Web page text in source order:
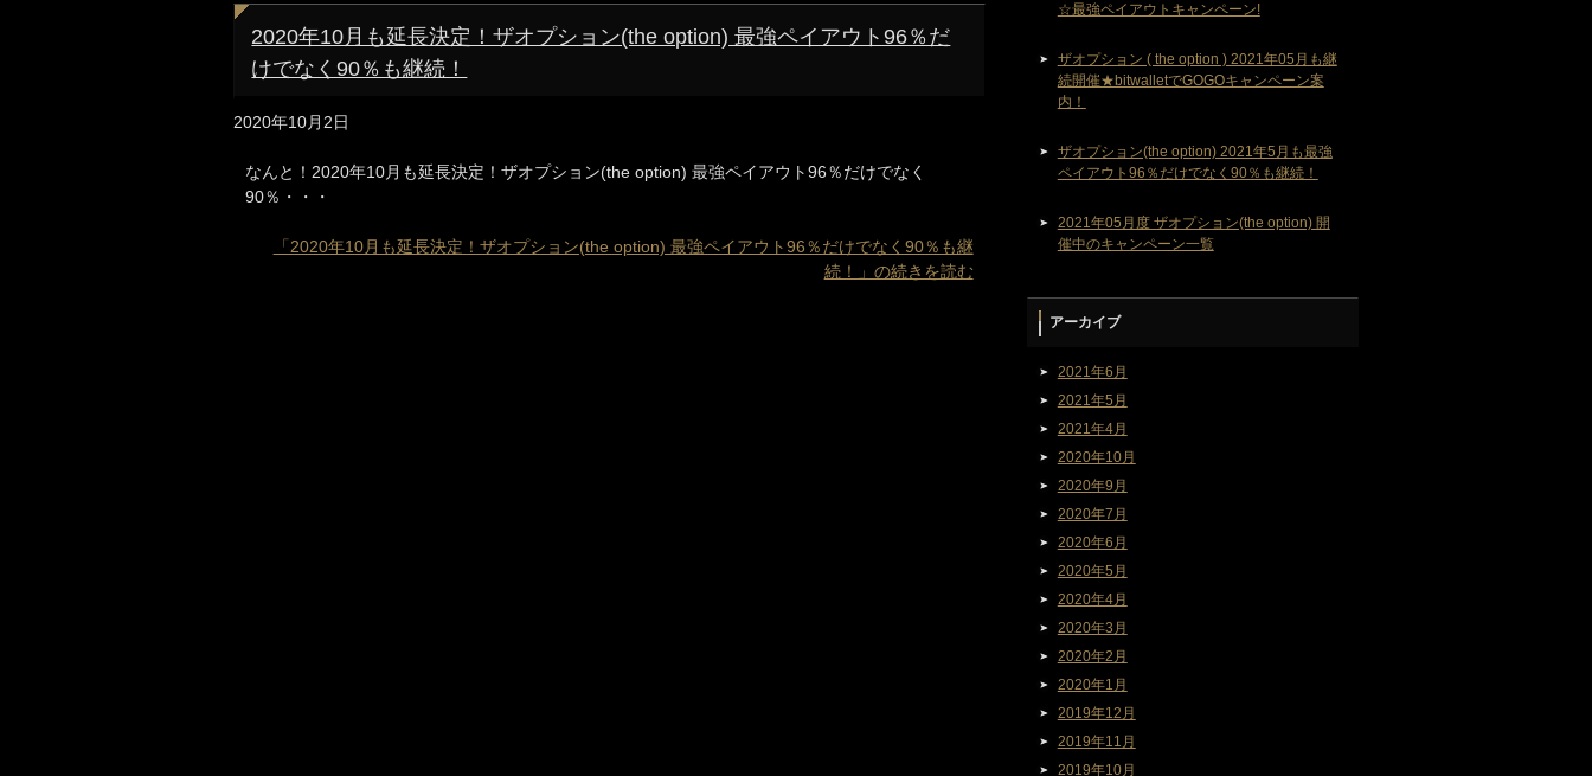
2020年10月も延長決定！ザオプション(the option) 最強ペイアウト96％だ
けでなく90％も継続！
2020年10月2日
なんと！2020年10月も延長決定！ザオプション(the option) 最強ペイアウト96％だけでなく
90％・・・
「2020年10月も延長決定！ザオプション(the option) 最強ペイアウト96％だけでなく90％も継
続！」の続きを読む
☆最強ペイアウトキャンペーン!
ザオプション ( the option ) 2021年05月も継
続開催★bitwalletでGOGOキャンペーン案
内！
ザオプション(the option) 2021年5月も最強
ペイアウト96％だけでなく90％も継続！
2021年05月度 ザオプション(the option) 開
催中のキャンペーン一覧
アーカイブ
2021年6月
2021年5月
2021年4月
2020年10月
2020年9月
2020年7月
2020年6月
2020年5月
2020年4月
2020年3月
2020年2月
2020年1月
2019年12月
2019年11月
2019年10月